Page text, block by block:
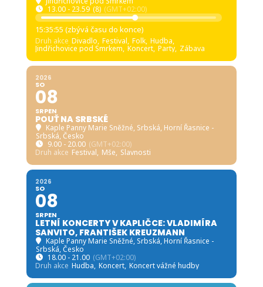
13.00 - 23.59 (8) (GMT+02:00)
15:35:54 (zbývá času do konce)
Druh akce Divadlo, Festival, Folk, Hudba,
Jindřichovice pod Smrkem, Koncert, Party, Zábava
2026
SO
08
SRPEN
POUŤ NA SRBSKÉ
Kaple Panny Marie Sněžné, Srbská, Horní Řasnice -
Srbská, Česko
9.00 - 20.00 (GMT+02:00)
Druh akce Festival, Mše, Slavnosti
2026
SO
08
SRPEN
LETNÍ KONCERTY V KAPLIČCE: VLADIMÍRA
SANVITO, FRANTIŠEK KREUZMANN
Kaple Panny Marie Sněžné, Srbská, Horní Řasnice -
Srbská, Česko
18.00 - 21.00 (GMT+02:00)
Druh akce Hudba, Koncert, Koncert vážné hudby